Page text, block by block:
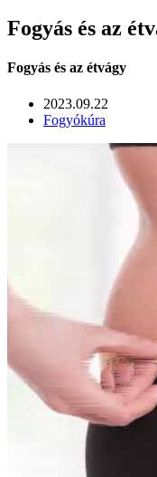
Fogyás és az
Fogyás és az étvágy
2023.09.22
Fogyókúra